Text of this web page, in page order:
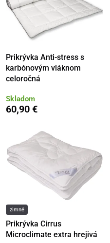
Prikrývka Anti-stress s
karbónovým vláknom
celoročná
Skladom
60,90 €
zimné
Prikrývka Cirrus
Microclimate extra hrejivá